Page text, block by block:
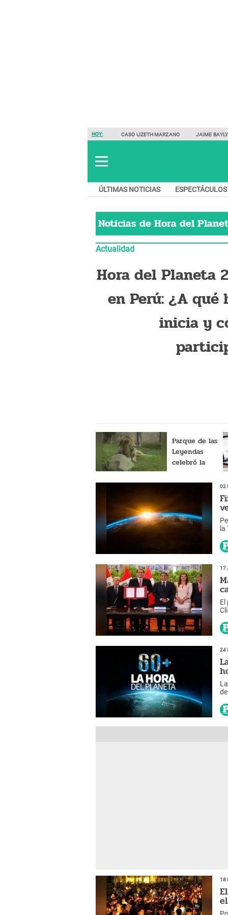
HOY: CASO LIZETH MARZANO JAIME BAYLY
ÚLTIMAS NOTICIAS ESPECTÁCULOS
Noticias deHora del
Actualidad
Hora del Planeta
en Perú: ¿A qué
inicia y
Parque de las
Leyendas
celebró la
Planeta
02
la
17
El
24
18